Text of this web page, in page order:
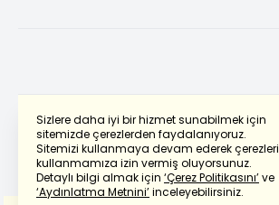
Sizlere daha iyi bir hizmet sunabilmek için
sitemizde çerezlerden faydalanıyoruz.
Sitemizi kullanmaya devam ederek çerezleri
kullanmamıza izin vermiş oluyorsunuz.
Detaylı bilgi almak için ‘Çerez Politikasını’ve
‘Aydınlatma Metnini’inceleyebilirsiniz.
Powered by Translate